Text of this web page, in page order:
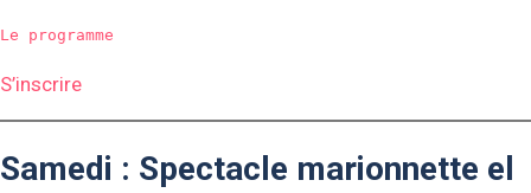
Le programme
S’inscrire
Samedi : Spectacle marionnette el